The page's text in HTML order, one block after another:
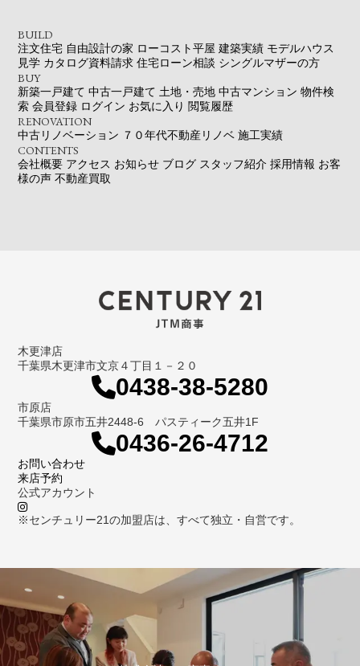
BUILD
注文住宅 自由設計の家 ローコスト平屋 建築実績 モデルハウス
見学 カタログ資料請求 住宅ローン相談 シングルマザーの方
BUY
新築一戸建て 中古一戸建て 土地・売地 中古マンション 物件検
索 会員登録 ログイン お気に入り 閲覧履歴
RENOVATION
中古リノベーション ７０年代不動産リノベ 施工実績
CONTENTS
会社概要 アクセス お知らせ ブログ スタッフ紹介 採用情報 お客
様の声 不動産買取
木更津店
千葉県木更津市文京４丁目１－２０
0438-38-5280
市原店
千葉県市原市五井2448-6 パスティーク五井1F
0436-26-4712
お問い合わせ
来店予約
公式アカウント
※センチュリー21の加盟店は、すべて独立・自営です。